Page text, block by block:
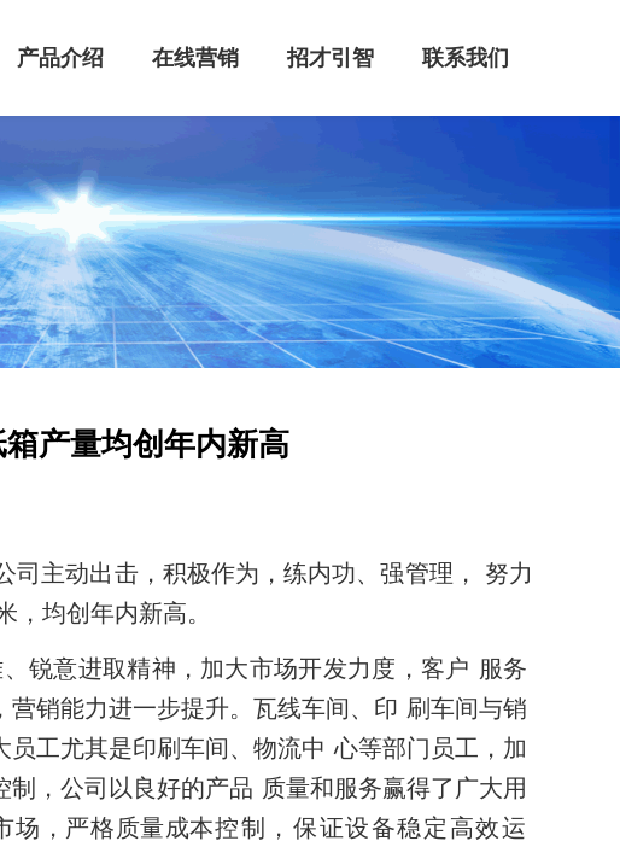
产品介绍 在线营销 招才引智 联系我们
产量均创年内新高
司主动出击，积极作为，练内功、强管理， 努力
，均创年内新高。
锐意进取精神，加大市场开发力度，客户 服务
营销能力进一步提升。瓦线车间、印 刷车间与销
工尤其是印刷车间、物流中 心等部门员工，加
制，公司以良好的产品 质量和服务赢得了广大用
场，严格质量成本控制，保证设备稳定高效运